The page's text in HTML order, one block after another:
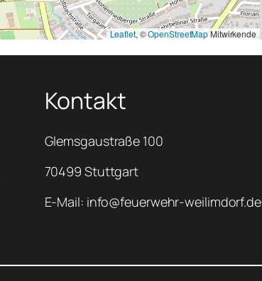
Leaflet, ©OpenStreetMapMitwirkende
Kontakt
Glemsgaustraße 100
70499 Stuttgart
E-Mail: info@feuerwehr-weilimdorf.de